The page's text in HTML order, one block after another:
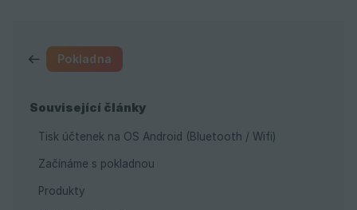
Pokladna
Související články
Tisk účtenek na OS Android (Bluetooth / Wifi)
Začínáme s pokladnou
Produkty